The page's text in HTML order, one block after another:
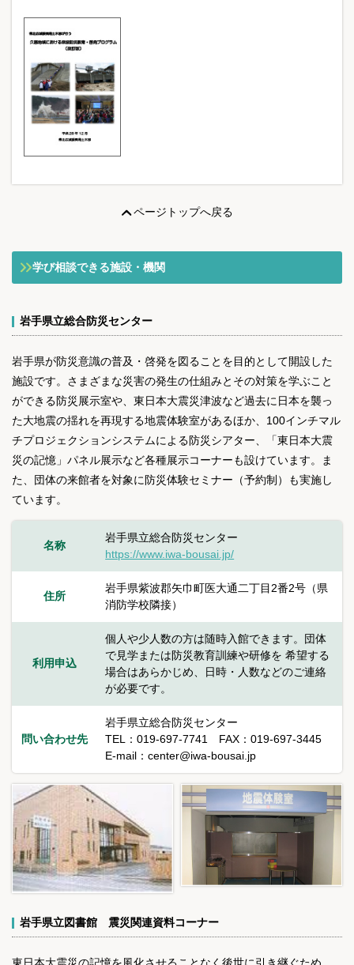
ページトップへ戻る
学び相談できる施設・機関
岩手県立総合防災センター
岩手県が防災意識の普及・啓発を図ることを目的として開設した
施設です。さまざまな災害の発生の仕組みとその対策を学ぶこと
ができる防災展示室や、東日本大震災津波など過去に日本を襲っ
た大地震の揺れを再現する地震体験室があるほか、100インチマル
チプロジェクションシステムによる防災シアター、「東日本大震
災の記憶」パネル展示など各種展示コーナーも設けています。ま
た、団体の来館者を対象に防災体験セミナー（予約制）も実施し
ています。
名称
岩手県立総合防災センター
https://www.iwa-bousai.jp/
住所
岩手県紫波郡矢巾町医大通二丁目2番2号（県
消防学校隣接）
利用申込
個人や少人数の方は随時入館できます。団体
で見学または防災教育訓練や研修を 希望する
場合はあらかじめ、日時・人数などのご連絡
が必要です。
問い合わせ先
岩手県立総合防災センター
TEL：019-697-7741 FAX：019-697-3445
E-mail：center@iwa-bousai.jp
岩手県立図書館 震災関連資料コーナー